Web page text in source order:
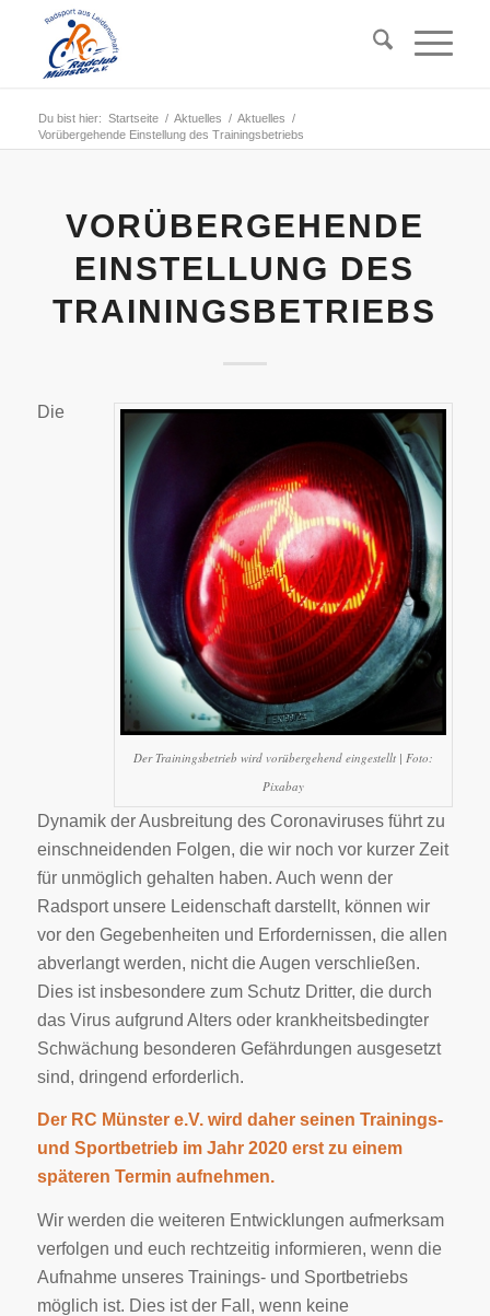
Du bist hier: Startseite / Aktuelles / Aktuelles /
Vorübergehende Einstellung des Trainingsbetriebs
VORÜBERGEHENDE
EINSTELLUNG DES
TRAININGSBETRIEBS
Der Trainingsbetrieb wird vorübergehend eingestellt | Foto:
Pixabay
Die
Dynamik der Ausbreitung des Coronaviruses führt zu
einschneidenden Folgen, die wir noch vor kurzer Zeit
für unmöglich gehalten haben. Auch wenn der
Radsport unsere Leidenschaft darstellt, können wir
vor den Gegebenheiten und Erfordernissen, die allen
abverlangt werden, nicht die Augen verschließen.
Dies ist insbesondere zum Schutz Dritter, die durch
das Virus aufgrund Alters oder krankheitsbedingter
Schwächung besonderen Gefährdungen ausgesetzt
sind, dringend erforderlich.
Der RC Münster e.V. wird daher seinen Trainings-
und Sportbetrieb im Jahr 2020 erst zu einem
späteren Termin aufnehmen.
Wir werden die weiteren Entwicklungen aufmerksam
verfolgen und euch rechtzeitig informieren, wenn die
Aufnahme unseres Trainings- und Sportbetriebs
möglich ist. Dies ist der Fall, wenn keine